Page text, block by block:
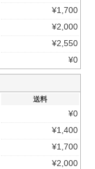
¥1,700
¥2,000
¥2,550
¥0
送料
¥0
¥1,400
¥1,700
¥2,000